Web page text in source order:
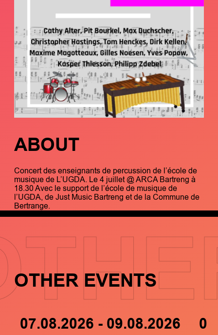
ABOUT
Concert des enseignants de percussion de l’école de
musique de L’UGDA. Le 4 juillet @ ARCA Bartreng à
18.30 Avec le support de l’école de musique de
l’UGDA, de Just Music Bartreng et de la Commune de
Bertrange.
OTHER EVENTS
07.08.2026 - 09.08.2026